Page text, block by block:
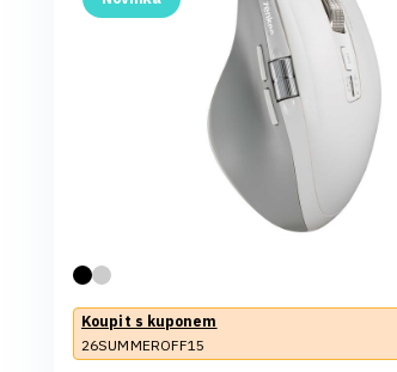
Koupit s kuponem
26SUMMEROFF15